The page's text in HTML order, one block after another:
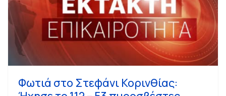
Φωτιά στο Στεφάνι Κορινθίας: